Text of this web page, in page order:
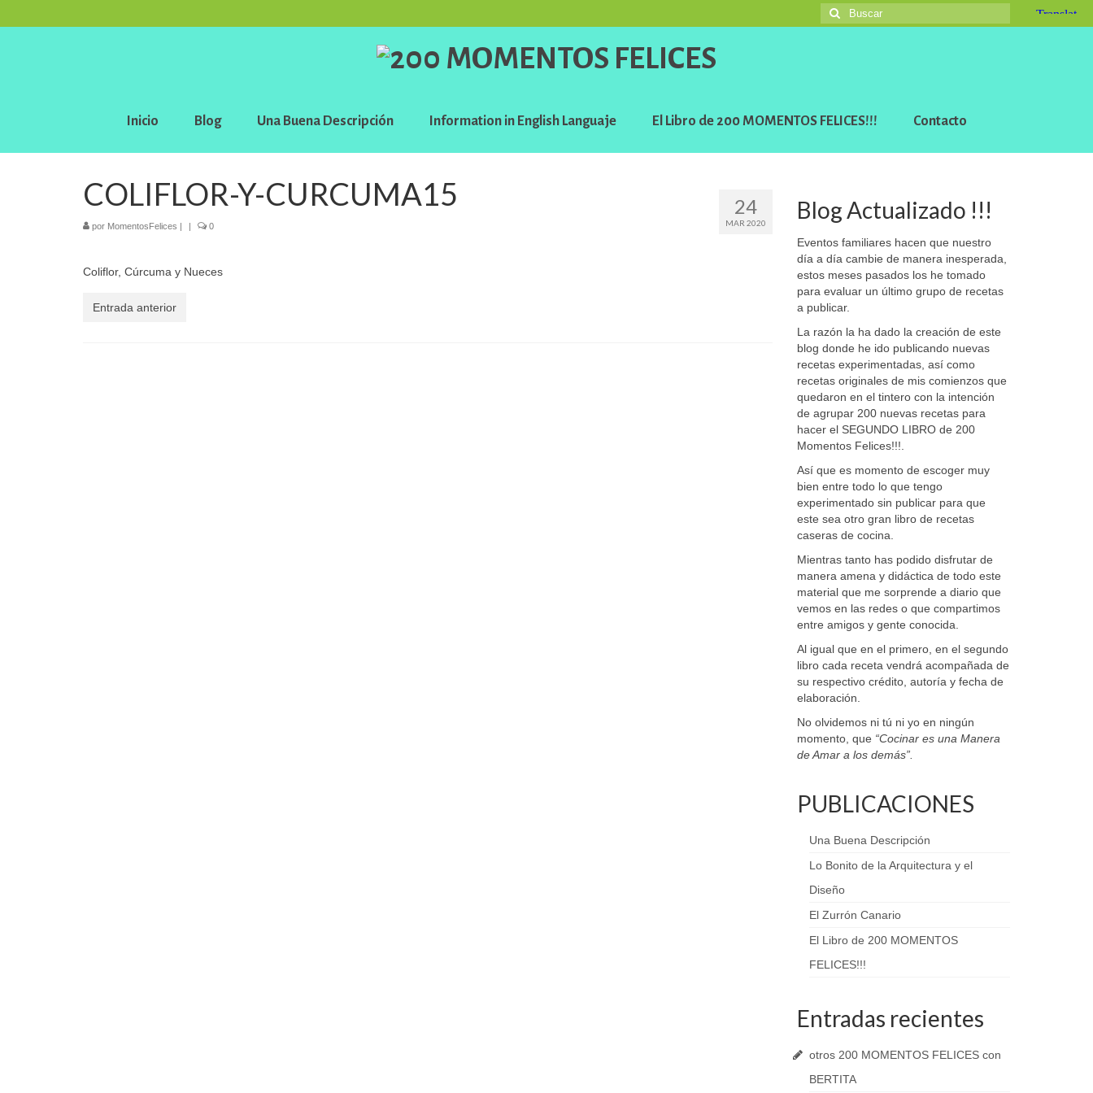
Buscar
por:
Inicio Blog Una Buena Descripción Information in English Languaje El Libro de 200 MOMENTOS FELICES!!! Contacto
24
MAR 2020
COLIFLOR-Y-CURCUMA15
por MomentosFelices 0
Coliflor, Cúrcuma y Nueces
Entrada anterior
Blog Actualizado !!!
Eventos familiares hacen que nuestro
día a día cambie de manera inesperada,
estos meses pasados los he tomado
para evaluar un último grupo de recetas
a publicar.
La razón la ha dado la creación de este
blog donde he ido publicando nuevas
recetas experimentadas, así como
recetas originales de mis comienzos que
quedaron en el tintero con la intención
de agrupar 200 nuevas recetas para
hacer el SEGUNDO LIBRO de 200
Momentos Felices!!!.
Así que es momento de escoger muy
bien entre todo lo que tengo
experimentado sin publicar para que
este sea otro gran libro de recetas
caseras de cocina.
Mientras tanto has podido disfrutar de
manera amena y didáctica de todo este
material que me sorprende a diario que
vemos en las redes o que compartimos
entre amigos y gente conocida.
Al igual que en el primero, en el segundo
libro cada receta vendrá acompañada de
su respectivo crédito, autoría y fecha de
elaboración.
No olvidemos ni tú ni yo en ningún
momento, que “Cocinar es una Manera
de Amar a los demás”.
PUBLICACIONES
Una Buena Descripción
Lo Bonito de la Arquitectura y el
Diseño
El Zurrón Canario
El Libro de 200 MOMENTOS
FELICES!!!
Entradas recientes
otros 200 MOMENTOS FELICES con
BERTITA